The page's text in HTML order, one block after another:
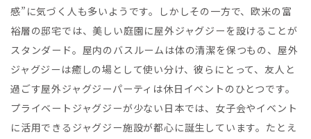
感”に気づく⼈も多いようです。しかしその⼀⽅で、欧⽶の富
裕層の邸宅では、美しい庭園に屋外ジャグジーを設けることが
スタンダード。屋内のバスルームは体の清潔を保つもの、屋外
ジャグジーは癒しの場として使い分け、彼らにとって、友⼈と
過ごす屋外ジャグジーパーティは休⽇イベントのひとつです。
プライベートジャグジーが少ない⽇本では、⼥⼦会やイベント
に活⽤できるジャグジー施設が都⼼に誕⽣しています。たとえ